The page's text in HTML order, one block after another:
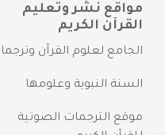
مواقع نشر وتعليم
القرآن الكريم
الجامع لعلوم القرآن
السنة النبوية وعلومها
موقع الترجمات الصوتية